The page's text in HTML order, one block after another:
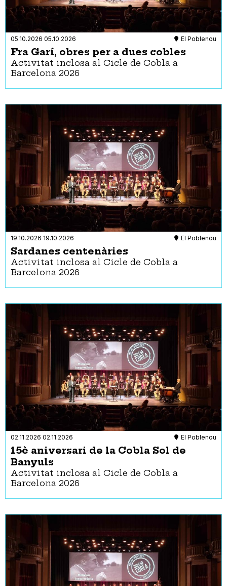
05.10.2026 05.10.2026 El Poblenou
Fra Garí, obres per a dues cobles
Activitat inclosa al Cicle de Cobla a
Barcelona 2026
19.10.2026 19.10.2026 El Poblenou
Sardanes centenàries
Activitat inclosa al Cicle de Cobla a
Barcelona 2026
02.11.2026 02.11.2026 El Poblenou
15è aniversari de la Cobla Sol de
Banyuls
Activitat inclosa al Cicle de Cobla a
Barcelona 2026